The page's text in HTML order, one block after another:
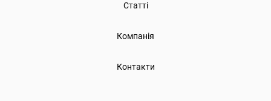
Статті
Компанія
Контакти